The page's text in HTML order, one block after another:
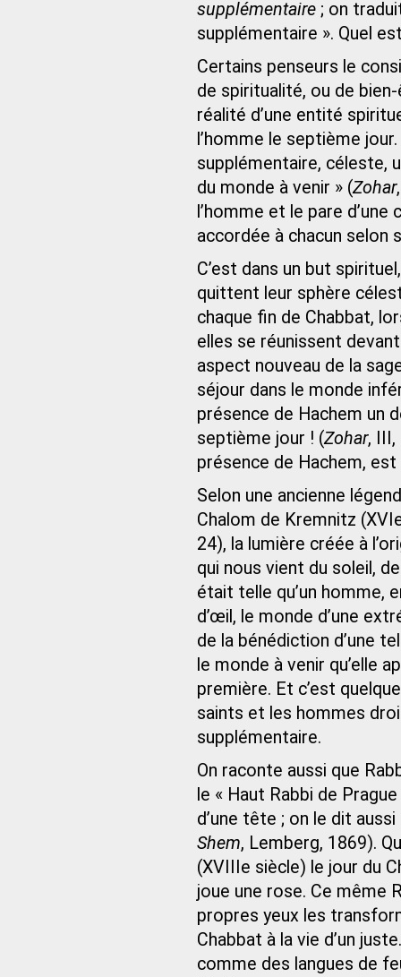
supplémentaire ; on
supplémentaire ». Quel
Certains penseurs le
de spiritualité, ou de
réalité d’une entité
l’homme le septième
supplémentaire, céleste,
du monde à venir » (Zohar
l’homme et le pare
accordée à chacun selon
C’est dans un but
quittent leur sphère
chaque fin de Chabbat,
elles se réunissent
aspect nouveau de la
séjour dans le monde
présence de Hachem un
septième jour ! (Zohar, III,
présence de Hachem,
Selon une ancienne
Chalom de Kremnitz
24), la lumière créée à
qui nous vient du soleil,
était telle qu’un homme,
d’œil, le monde d’une
de la bénédiction d’une
le monde à venir qu’elle
première. Et c’est
saints et les hommes
supplémentaire.
On raconte aussi que
le « Haut Rabbi de
d’une tête ; on le dit
Shem, Lemberg, 1869).
(XVIIIe siècle) le jour du
joue une rose. Ce même
propres yeux les
Chabbat à la vie d’un
comme des langues de